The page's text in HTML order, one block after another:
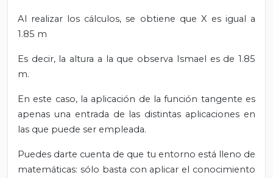
Al realizar los cálculos, se obtiene que X es igual a
1.85 m
Es decir, la altura a la que observa Ismael es de 1.85
m.
En este caso, la aplicación de la función tangente es
apenas una entrada de las distintas aplicaciones en
las que puede ser empleada.
Puedes darte cuenta de que tu entorno está lleno de
matemáticas: sólo basta con aplicar el conocimiento